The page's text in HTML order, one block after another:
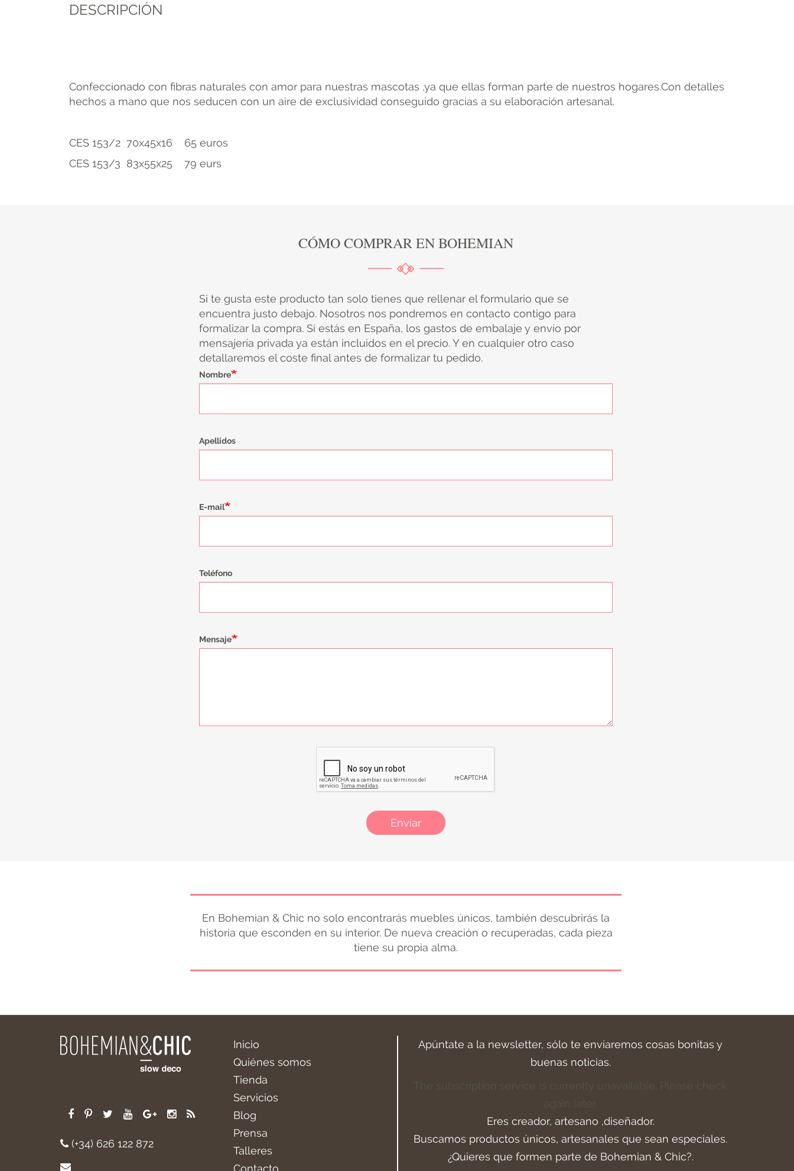
DESCRIPCIÓN
Confeccionado con fibras naturales con amor para nuestras mascotas ,ya que ellas forman parte de nuestros hogares.Con detalles
hechos a mano que nos seducen con un aire de exclusividad conseguido gracias a su elaboración artesanal.
CES 153/2 70x45x16 65 euros
CES 153/3 83x55x25 79 eurs
CÓMO COMPRAR EN BOHEMIAN
Si te gusta este producto tan solo tienes que rellenar el formulario que se
encuentra justo debajo. Nosotros nos pondremos en contacto contigo para
formalizar la compra. Si estás en España, los gastos de embalaje y envío por
mensajería privada ya están incluidos en el precio. Y en cualquier otro caso
detallaremos el coste final antes de formalizar tu pedido.
Nombre
Apellidos
E-mail
Teléfono
Mensaje
Enviar
En Bohemian & Chic no solo encontrarás muebles únicos, también descubrirás la
historia que esconden en su interior. De nueva creación o recuperadas, cada pieza
tiene su propia alma.
(+34) 626 122 872
Inicio
Quiénes somos
Tienda
Servicios
Blog
Prensa
Talleres
Contacto
Apúntate a la newsletter, sólo te enviaremos cosas bonitas y
buenas noticias.
The subscription service is currently unavailable. Please check
again later.
Eres creador, artesano ,diseñador.
Buscamos productos únicos, artesanales que sean especiales.
¿Quieres que formen parte de Bohemian & Chic?.